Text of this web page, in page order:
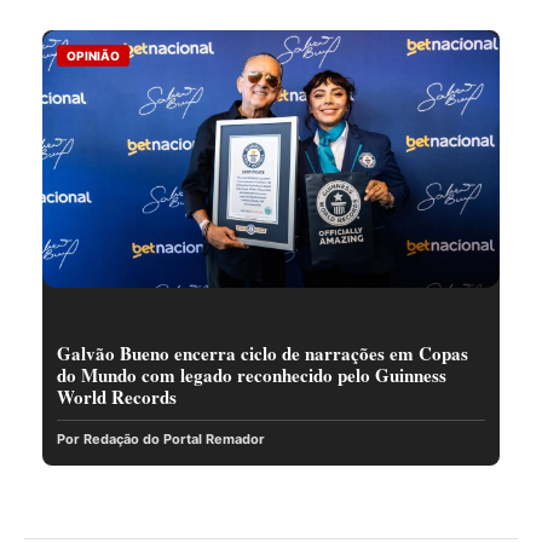
OPINIÃO
Galvão Bueno encerra ciclo de narrações em Copas
do Mundo com legado reconhecido pelo Guinness
World Records
Por Redação do Portal Remador